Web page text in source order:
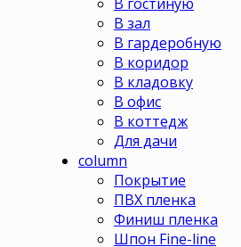
В зал
В гардеробную
В коридор
В кладовку
В офис
В коттедж
Для дачи
column
Покрытие
ПВХ пленка
Финиш пленка
Шпон Fine-line